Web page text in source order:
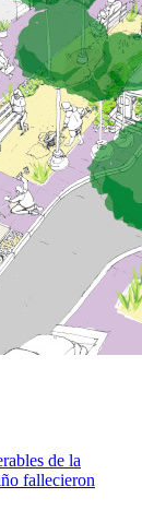
de la
fallecieron